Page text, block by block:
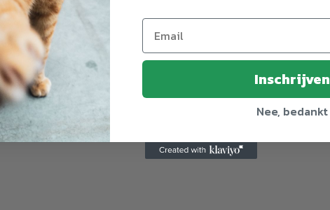
796426
4011708361207
Aquarium
Eheim
Inschrijven
Nee, bedankt